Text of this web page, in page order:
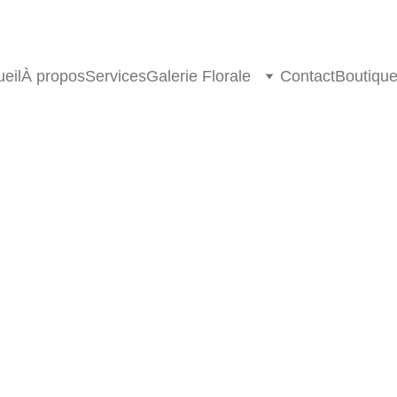
À proposServicesGalerie Florale ContactBoutique